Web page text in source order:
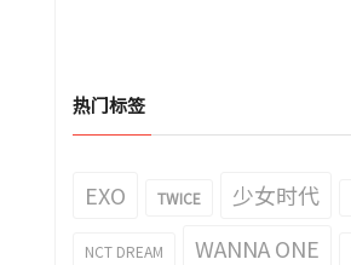
热门标签
EXO TWICE 少女时代
NCT DREAM WANNA ONE